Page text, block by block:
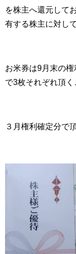
を株主へ還元して
有する株主に対し
お米券は9月末の
で3枚それぞれ頂く
３月権利確定分で